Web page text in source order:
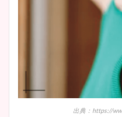
出典：https://